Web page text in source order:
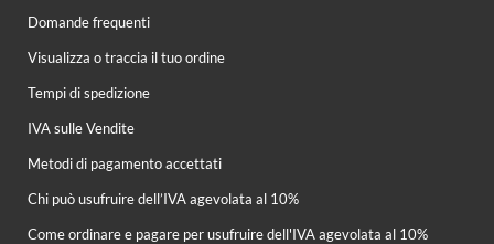
Domande frequenti
Visualizza o traccia il tuo ordine
Tempi di spedizione
IVA sulle Vendite
Metodi di pagamento accettati
Chi può usufruire dell’IVA agevolata al 10%
Come ordinare e pagare per usufruire dell'IVA agevolata al 10%